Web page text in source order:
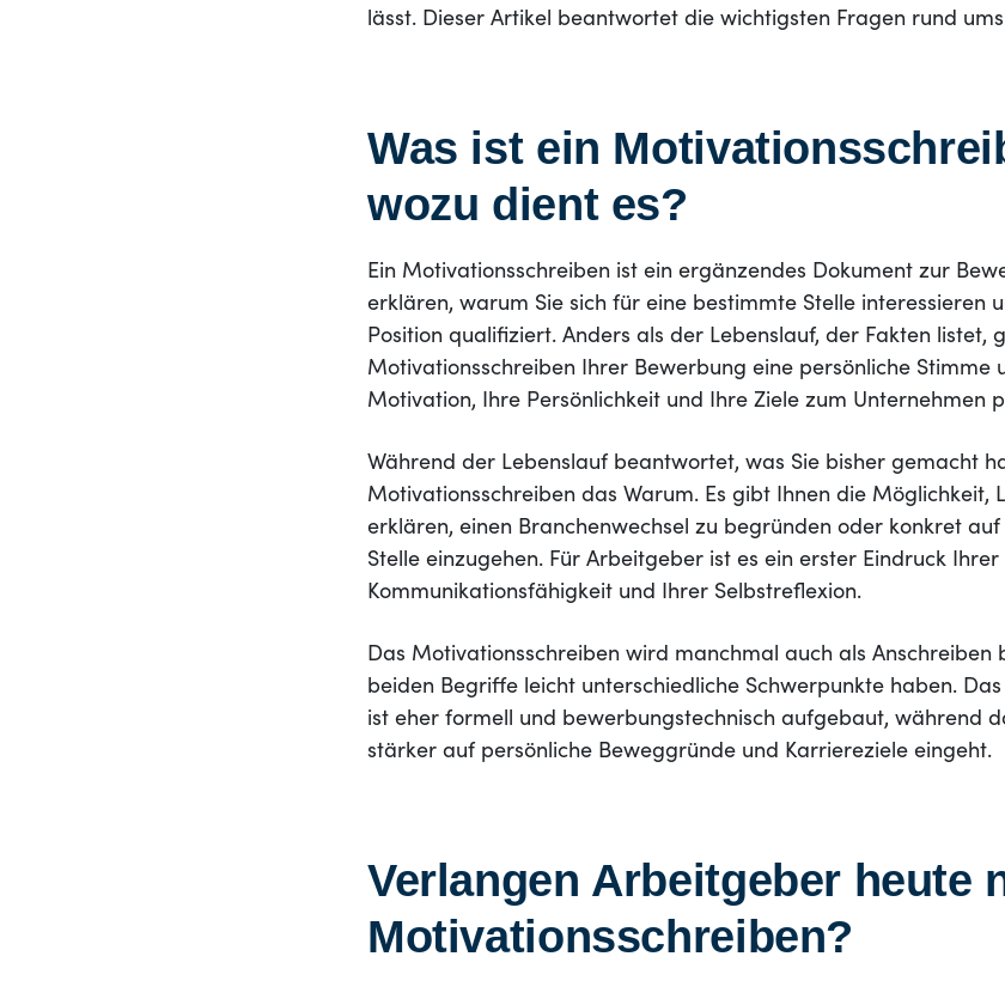
lässt. Dieser Artikel beantwortet die wichtigsten Fragen rund
Was ist ein
wozu dient es?
Ein Motivationsschreiben ist ein ergänzendes Dokument zur
erklären, warum Sie sich für eine bestimmte Stelle interessieren
Position qualifiziert. Anders als der Lebenslauf, der Fakten listet,
Motivationsschreiben Ihrer Bewerbung eine persönliche Stimme
Motivation, Ihre Persönlichkeit und Ihre Ziele zum Unternehmen
Während der Lebenslauf beantwortet, was Sie bisher gemacht
Motivationsschreiben das Warum. Es gibt Ihnen die Möglichkeit,
erklären, einen Branchenwechsel zu begründen oder konkret
Stelle einzugehen. Für Arbeitgeber ist es ein erster Eindruck Ihrer
Kommunikationsfähigkeit und Ihrer Selbstreflexion.
Das Motivationsschreiben wird manchmal auch als Anschreiben
beiden Begriffe leicht unterschiedliche Schwerpunkte haben.
ist eher formell und bewerbungstechnisch aufgebaut, während
stärker auf persönliche Beweggründe und Karriereziele eingeht.
Verlangen Arbeitgeber heute
Motivationsschreiben?